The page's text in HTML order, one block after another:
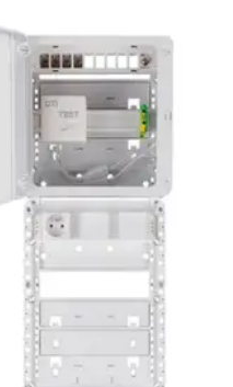
Comparatifs